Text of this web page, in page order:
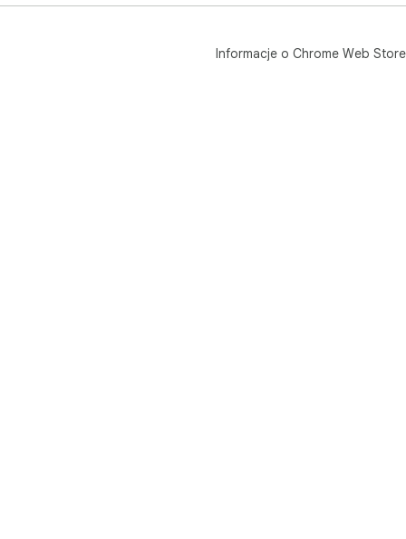
Informacje o Chrome Web Store